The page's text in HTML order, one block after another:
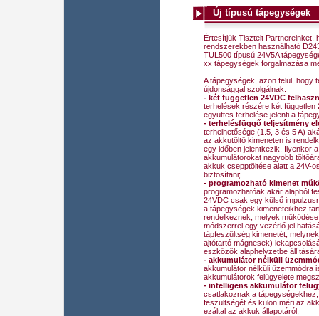
Új típusú tápegységek
Értesítjük Tisztelt Partnereinket,
rendszerekben használható
TUL500 típusú 24V5A
xx tápegységek forgalmazása
A tápegységek, azon felül, hogy
újdonsággal szolgálnak:
- két független 24VDC
terhelések részére két független
együttes terhelése jelenti a
- terhelésfüggő teljesítmény
terhelhetősége (1.5, 3 és 5 A)
az akkutöltő kimeneten is
egy időben jelentkezik. Ilyenkor
akkumulátorokat nagyobb
akkuk csepptöltése alatt a 24V-
biztosítani;
- programozható kimenet
programozhatóak akár alapból
24VDC csak egy külső
a tápegységek kimeneteikhez
rendelkeznek, melyek
módszerrel egy vezérlő jel
tápfeszültség kimenetét,
ajtótartó mágnesek)
eszközök alaphelyzetbe
- akkumulátor nélküli
akkumulátor nélküli üzemmódra
akkumulátorok felügyelete
- intelligens akkumulátor
csatlakoznak a
feszültségét és külön méri az
ezáltal az akkuk állapotáról;